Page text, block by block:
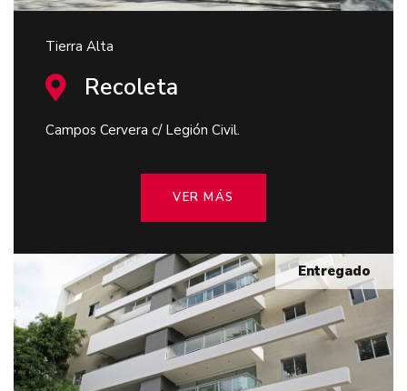
Tierra Alta
Recoleta
Campos Cervera c/ Legión Civil.
VER MÁS
Entregado